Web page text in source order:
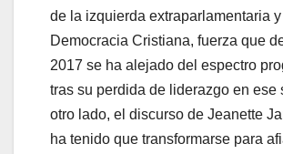
de la izquierda extraparlamentaria
Democracia Cristiana, fuerza que
2017 se ha alejado del espectro
tras su perdida de liderazgo en ese
otro lado, el discurso de Jeanette
ha tenido que transformarse para